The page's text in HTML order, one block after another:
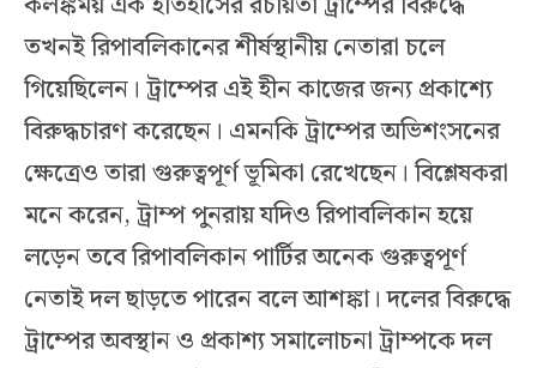
তখনই রিপাবলিকানের শীর্ষস্থানীয় নেতারা চলে
গিয়েছিলেন। ট্রাম্পের এই হীন কাজের জন্য প্রকাশ্যে
বিরুদ্ধচারণ করেছেন। এমনকি ট্রাম্পের অভিশংসনের
ক্ষেত্রেও তারা গুরুত্বপূর্ণ ভূমিকা রেখেছেন। বিশ্লেষকরা
মনে করেন, ট্রাম্প পুনরায় যদিও রিপাবলিকান হয়ে
লড়েন তবে রিপাবলিকান পার্টির অনেক গুরুত্বপূর্ণ
নেতাই দল ছাড়তে পারেন বলে আশঙ্কা। দলের বিরুদ্ধে
ট্রাম্পের অবস্থান ও প্রকাশ্য সমালোচনা ট্রাম্পকে দল